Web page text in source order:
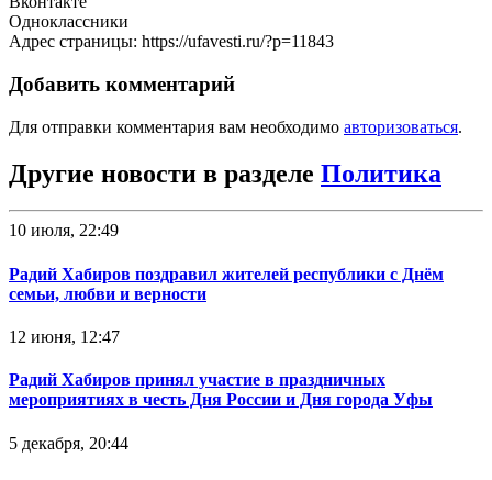
Одноклассники
Адрес страницы: https://ufavesti.ru/?p=11843
Добавить комментарий
Для отправки комментария вам необходимо авторизоваться.
Другие новости в разделе Политика
10 июля, 22:49
Радий Хабиров поздравил жителей республики с Днём
семьи, любви и верности
12 июня, 12:47
Радий Хабиров принял участие в праздничных
мероприятиях в честь Дня России и Дня города Уфы
5 декабря, 20:44